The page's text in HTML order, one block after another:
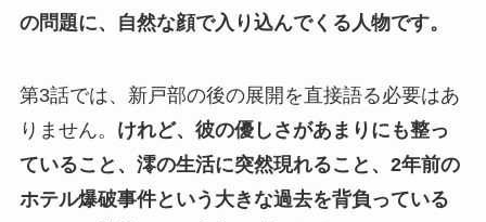
の問題に、自然な顔で入り込んでくる人物です。
第3話では、新戸部の後の展開を直接語る必要はあ
りません。 けれど、彼の優しさがあまりにも整っ
ていること、澪の生活に突然現れること、2年前の
ホテル爆破事件という大きな過去を背負っている